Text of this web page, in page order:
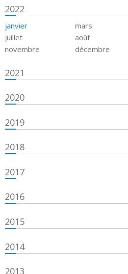
2022
janvier mars
juillet
août
novembre
décembre
2021
2020
2019
2018
2017
2016
2015
2014
2013